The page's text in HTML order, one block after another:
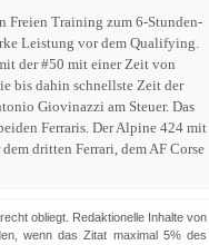
Freien Training zum 6-Stunden-
Leistung vor dem Qualifying.
der #50 mit einer Zeit von
bis dahin schnellste Zeit der
Giovinazzi am Steuer. Das
Ferraris. Der Alpine 424 mit
dritten Ferrari, dem AF Corse
obliegt. Redaktionelle Inhalte von
wenn das Zitat maximal 5% des